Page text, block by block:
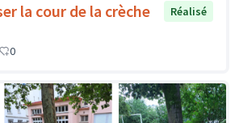
la cour de la crèche
Réalisé
0